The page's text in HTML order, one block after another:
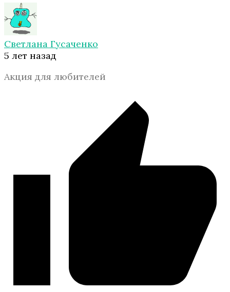
Светлана Гусаченко
5 лет назад
Акция для любителей